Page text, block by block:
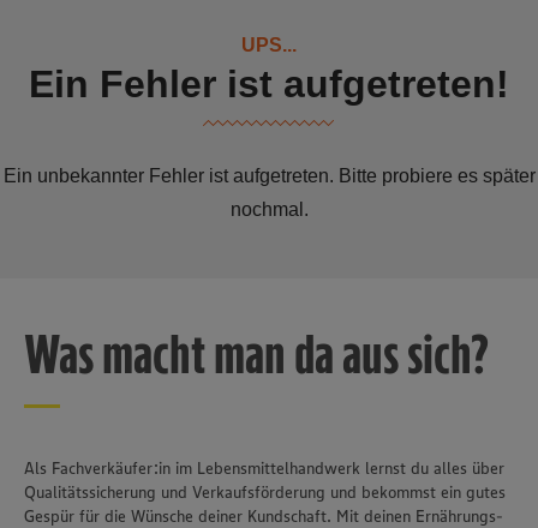
Was macht man da aus sich?
Als Fachverkäufer:in im Lebensmittelhandwerk lernst du alles über
Qualitätssicherung und Verkaufsförderung und bekommst ein gutes
Gespür für die Wünsche deiner Kundschaft. Mit deinen Ernährungs-